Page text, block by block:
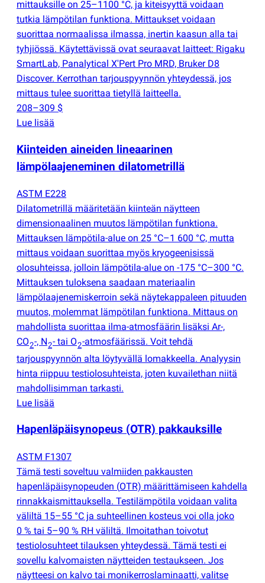
mittauksille on 25–1100 °C, ja kiteisyyttä voidaan
tutkia lämpötilan funktiona. Mittaukset voidaan
suorittaa normaalissa ilmassa, inertin kaasun alla tai
tyhjiössä. Käytettävissä ovat seuraavat laitteet: Rigaku
SmartLab, Panalytical X'Pert Pro MRD, Bruker D8
Discover. Kerrothan tarjouspyynnön yhteydessä, jos
mittaus tulee suorittaa tietyllä laitteella.
208–309 $
Lue lisää
Kiinteiden aineiden lineaarinen
lämpölaajeneminen dilatometrillä
ASTM E228
Dilatometrillä määritetään kiinteän näytteen
dimensionaalinen muutos lämpötilan funktiona.
Mittauksen lämpötila-alue on 25 °C–1 600 °C, mutta
mittaus voidaan suorittaa myös kryogeenisissä
olosuhteissa, jolloin lämpötila-alue on -175 °C–300 °C.
Mittauksen tuloksena saadaan materiaalin
lämpölaajenemiskerroin sekä näytekappaleen pituuden
muutos, molemmat lämpötilan funktiona. Mittaus on
mahdollista suorittaa ilma-atmosfäärin lisäksi Ar-,
CO2-, N2- tai O2-atmosfäärissä. Voit tehdä
tarjouspyynnön alta löytyvällä lomakkeella. Analyysin
hinta riippuu testiolosuhteista, joten kuvailethan niitä
mahdollisimman tarkasti.
Lue lisää
Hapenläpäisynopeus (OTR) pakkauksille
ASTM F1307
Tämä testi soveltuu valmiiden pakkausten
hapenläpäisynopeuden (OTR) määrittämiseen kahdella
rinnakkaismittauksella. Testilämpötila voidaan valita
väliltä 15–55 °C ja suhteellinen kosteus voi olla joko
0 % tai 5–90 % RH väliltä. Ilmoitathan toivotut
testiolosuhteet tilauksen yhteydessä. Tämä testi ei
sovellu kalvomaisten näytteiden testaukseen. Jos
näytteesi on kalvo tai monikerroslaminaatti, valitse